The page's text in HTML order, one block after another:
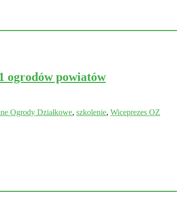
ogrodów powiatów
Ogrody Działkowe, szkolenie, Wiceprezes OZ